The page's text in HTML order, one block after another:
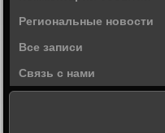
Региональные новости
Все записи
Связь с нами